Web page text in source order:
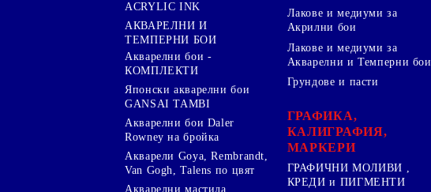
ACRYLIC INK
АКВАРЕЛНИ И
ТЕМПЕРНИ БОИ
Акварелни бои -
КОМПЛЕКТИ
Японски акварелни бои
GANSAI TAMBI
Акварелни бои Daler
Rowney на бройка
Акварели Goya, Rembrandt,
Van Gogh, Talens по цвят
Акварелни мастила
Лакове и медиуми за
Акрилни бои
Лакове и медиуми за
Акварелни и Темперни бои
Грундове и пасти
ГРАФИКА,
КАЛИГРАФИЯ,
МАРКЕРИ
ГРАФИЧНИ МОЛИВИ ,
КРЕДИ и ПИГМЕНТИ